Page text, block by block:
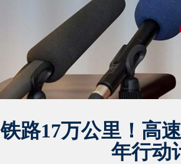
铁路17万公里！高
年行动